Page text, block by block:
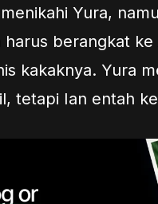
Yura,
harus berangkat
kakaknya. Yura
tetapi Ian entah